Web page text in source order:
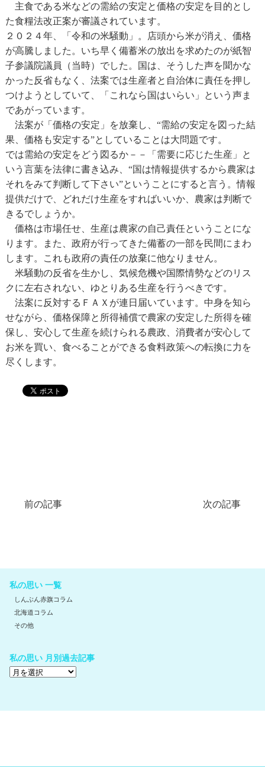
主食である米などの需給の安定と価格の安定を目的とし
た食糧法改正案が審議されています。
２０２４年、「令和の米騒動」。店頭から米が消え、価格
が高騰しました。いち早く備蓄米の放出を求めたのが紙智
子参議院議員（当時）でした。国は、そうした声を聞かな
かった反省もなく、法案では生産者と自治体に責任を押し
つけようとしていて、「これなら国はいらい」という声ま
であがっています。
法案が「価格の安定」を放棄し、“需給の安定を図った結
果、価格も安定する”としていることは大問題です。
では需給の安定をどう図るか－－「需要に応じた生産」と
いう言葉を法律に書き込み、“国は情報提供するから農家は
それをみて判断して下さい”ということにすると言う。情報
提供だけで、どれだけ生産をすればいいか、農家は判断で
きるでしょうか。
価格は市場任せ、生産は農家の自己責任ということにな
ります。また、政府が行ってきた備蓄の一部を民間にまわ
します。これも政府の責任の放棄に他なりません。
米騒動の反省を生かし、気候危機や国際情勢などのリス
クに左右されない、ゆとりある生産を行うべきです。
法案に反対するＦＡＸが連日届いています。中身を知ら
せながら、価格保障と所得補償で農家の安定した所得を確
保し、安心して生産を続けられる農政、消費者が安心して
お米を買い、食べることができる食料政策への転換に力を
尽くします。
前の記事 次の記事
私の思い 一覧
しんぶん赤旗コラム
北海道コラム
その他
私の思い 月別過去記事